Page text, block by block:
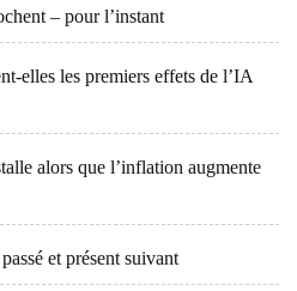
– ​​pour l’instant
elles les premiers effets de l’IA
alors que l’inflation augmente
et présent suivant